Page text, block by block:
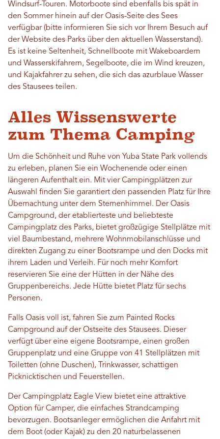
Windsurf-Touren. Motorboote sind ebenfalls bis spät in
den Sommer hinein auf der Oasis-Seite des Sees
verfügbar (bitte informieren Sie sich vor Ihrem Besuch auf
der Website des Parks über den aktuellen Wasserstand).
Es ist keine Seltenheit, Schnellboote mit Wakeboardern
und Wasserskifahrern, Segelboote, die im Wind kreuzen,
und Kajakfahrer zu sehen, die sich das azurblaue Wasser
des Stausees teilen.
Alles Wissenswerte
zum Thema Camping
Um die Schönheit und Ruhe von Yuba State Park vollends
zu erleben, planen Sie ein Wochenende oder einen
längeren Aufenthalt ein. Mit vier Campingplätzen zur
Auswahl finden Sie garantiert den passenden Platz für Ihre
Übernachtung unter dem Sternenhimmel. Der Oasis
Campground, der etablierteste und beliebteste
Campingplatz des Parks, bietet großzügige Stellplätze mit
viel Baumbestand, mehrere Wohnmobilanschlüsse und
direkten Zugang zu einer Bootsrampe und den Docks mit
ihrem Laden und Verleih. Für noch mehr Komfort
reservieren Sie eine der Hütten in der Nähe des
Gruppenbereichs. Jede Hütte bietet Platz für sechs
Personen.
Falls Oasis voll ist, fahren Sie zum Painted Rocks
Campground auf der Ostseite des Stausees. Dieser
verfügt über eine eigene Bootsrampe, einen großen
Gruppenplatz und eine Gruppe von 41 Stellplätzen mit
Toiletten (ohne Duschen), Trinkwasser, schattigen
Picknicktischen und Feuerstellen.
Der Campingplatz Eagle View bietet eine attraktive
Option für Camper, die einfaches Strandcamping
bevorzugen. Bootsanleger ermöglichen die Anfahrt mit
dem Boot (oder Kajak) zu den 20 naturbelassenen